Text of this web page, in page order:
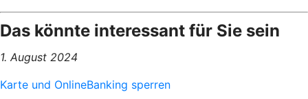
Das könnte interessant für Sie sein
1. August 2024
Karte und OnlineBanking sperren